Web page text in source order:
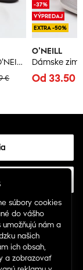
Dámske snehule O'NEILL LISA CHELSEA WOMEN MID
€
O'NEILL
Od 33.50
-37%
VÝPREDAJ
EXTRA -50%